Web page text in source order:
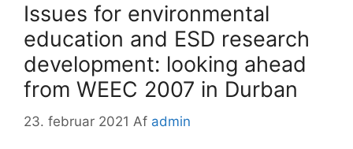
Issues for environmental
education and ESD research
development: looking ahead
from WEEC 2007 in Durban
23. februar 2021 Af admin